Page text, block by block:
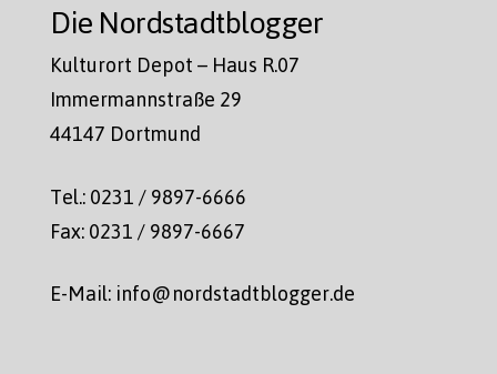
Die Nordstadtblogger
Kulturort Depot – Haus R.07
Immermannstraße 29
44147 Dortmund
Tel.: 0231 / 9897-6666
Fax: 0231 / 9897-6667
E-Mail: info@nordstadtblogger.de